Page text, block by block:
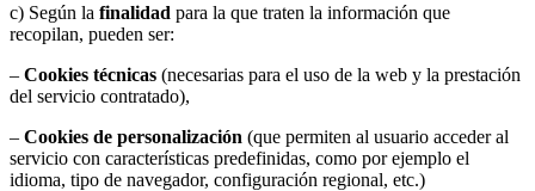
c) Según la finalidad para la que traten la información que
recopilan, pueden ser:
– Cookies técnicas (necesarias para el uso de la web y la prestación
del servicio contratado),
– Cookies de personalización (que permiten al usuario acceder al
servicio con características predefinidas, como por ejemplo el
idioma, tipo de navegador, configuración regional, etc.)